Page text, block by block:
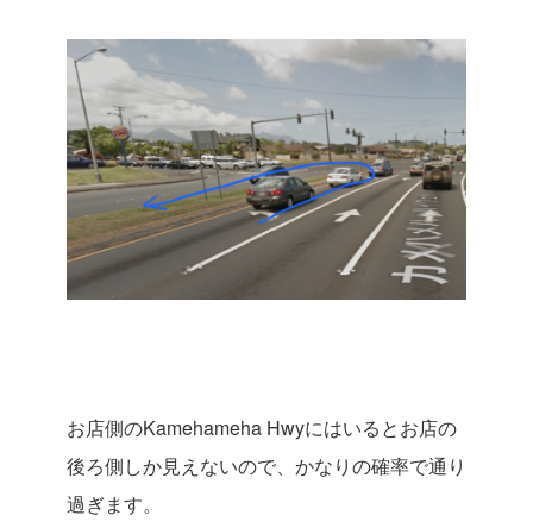
お店側のKamehameha Hwyにはいるとお店の
後ろ側しか見えないので、かなりの確率で通り
過ぎます。